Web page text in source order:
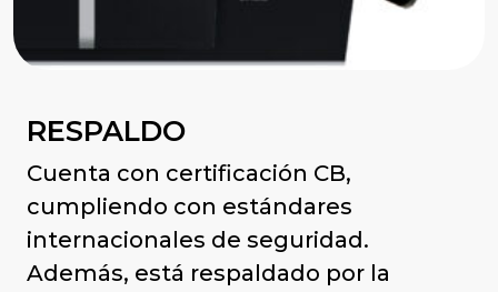
RESPALDO
Cuenta con certificación CB,
cumpliendo con estándares
internacionales de seguridad.
Además, está respaldado por la